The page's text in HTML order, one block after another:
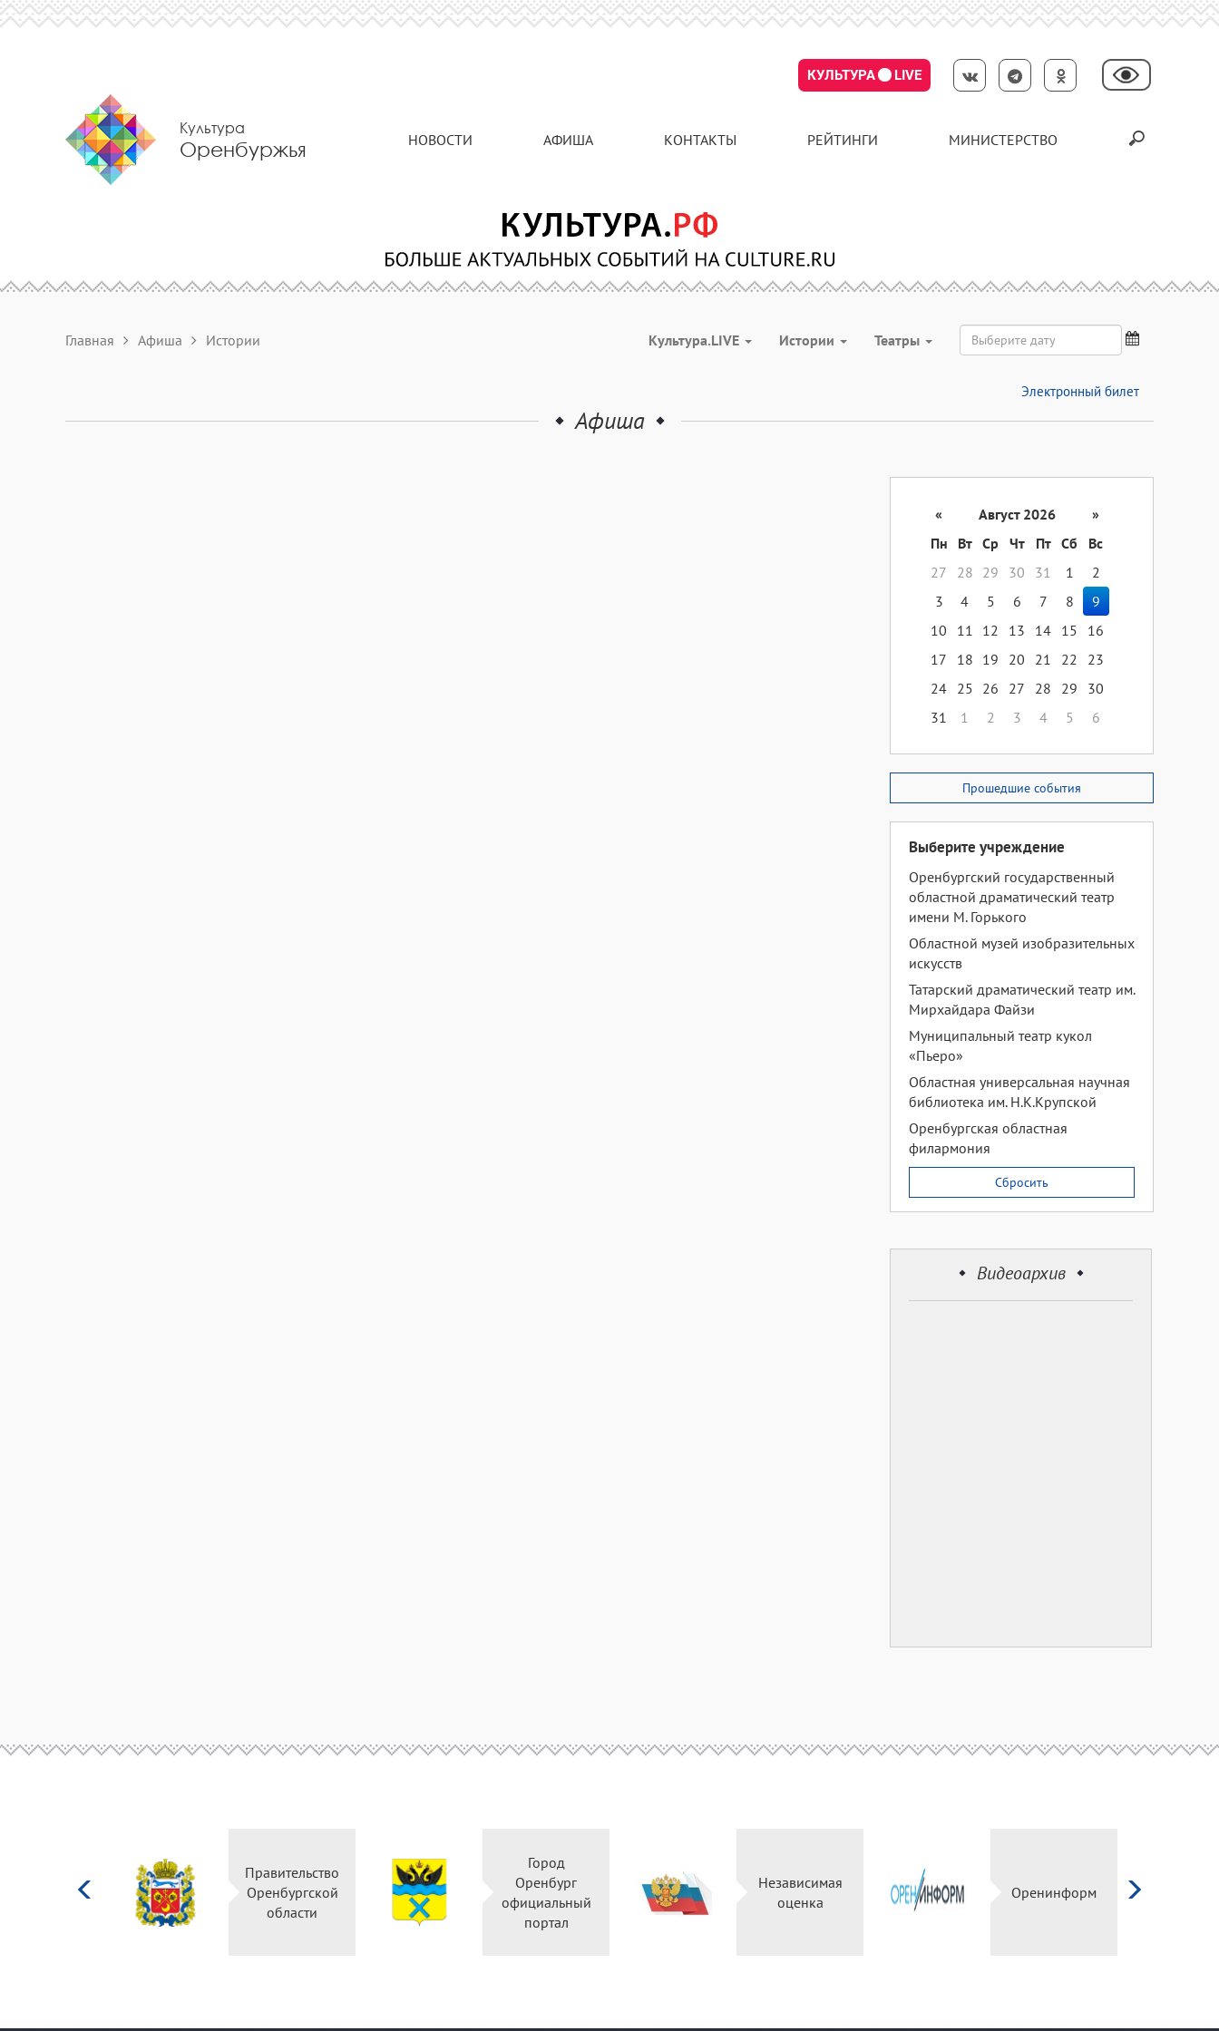
КУЛЬТУРА LIVE
Культура
Оренбуржья НОВОСТИ АФИША КОНТАКТЫ РЕЙТИНГИ МИНИСТЕРСТВО
Главная Афиша Истории Культура.LIVE Истории Театры
Электронный билет
Афиша
« Август 2026
»
Пн
Вт Ср Чт Пт Сб
Вс
27
28 29 30 31 1
2
3
4 5 6 7 8
9
10
11 12 13 14 15
16
17
18 19 20 21 22
23
24 25 26 27 28 29
30
31
1 2 3 4 5 6
Прошедшие события
Выберите учреждение
Оренбургский государственный
областной драматический театр
имени М. Горького
Областной музей изобразительных
искусств
Татарский драматический театр им.
Мирхайдара Файзи
Муниципальный театр кукол
«Пьеро»
Областная универсальная научная
библиотека им. Н.К.Крупской
Оренбургская областная
филармония
Сбросить
Видеоархив
Правительство
Оренбургской
области
Город
Оренбург
официальный
портал
Независимая
оценка
Оренинформ